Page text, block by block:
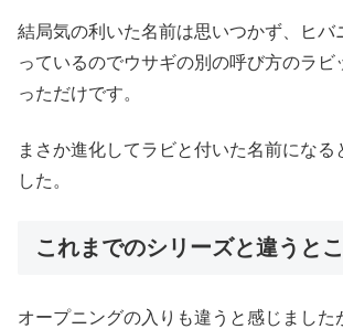
結局気の利いた名前は思いつかず、ヒバ
っているのでウサギの別の呼び方のラビ
っただけです。
まさか進化してラビと付いた名前になる
した。
これまでのシリーズと違うと
オープニングの入りも違うと感じました